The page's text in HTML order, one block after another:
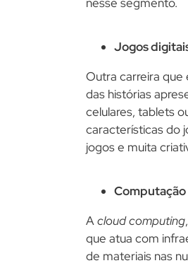
Jogos
Outra carreira que
das histórias
celulares, tablets
características do
jogos e muita
Acloud computing
que atua com
de materiais nas